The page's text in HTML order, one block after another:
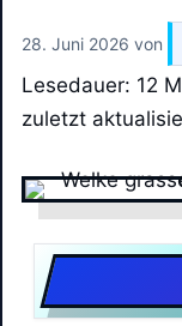
28. Juni 2026 von
Lesedauer: 12
zuletzt